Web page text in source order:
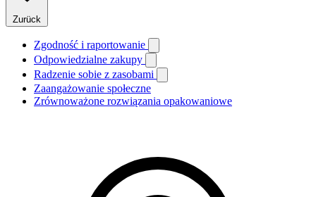
Zurück
Zgodność i raportowanie
Odpowiedzialne zakupy
Radzenie sobie z zasobami
Zaangażowanie społeczne
Zrównoważone rozwiązania opakowaniowe